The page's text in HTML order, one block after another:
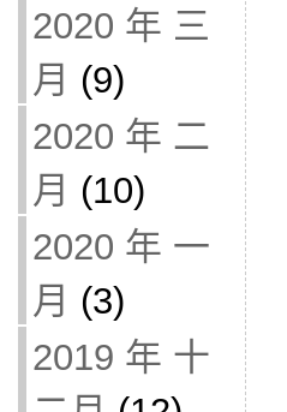
2020 年 三
月 (9)
2020 年 二
月 (10)
2020 年 一
月 (3)
2019 年 十